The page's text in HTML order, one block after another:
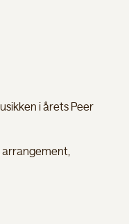
i årets Peer
arrangement,